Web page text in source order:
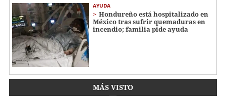
AYUDA
Hondureño está hospitalizado en
México tras sufrir quemaduras en
incendio; familia pide ayuda
MÁS VISTO